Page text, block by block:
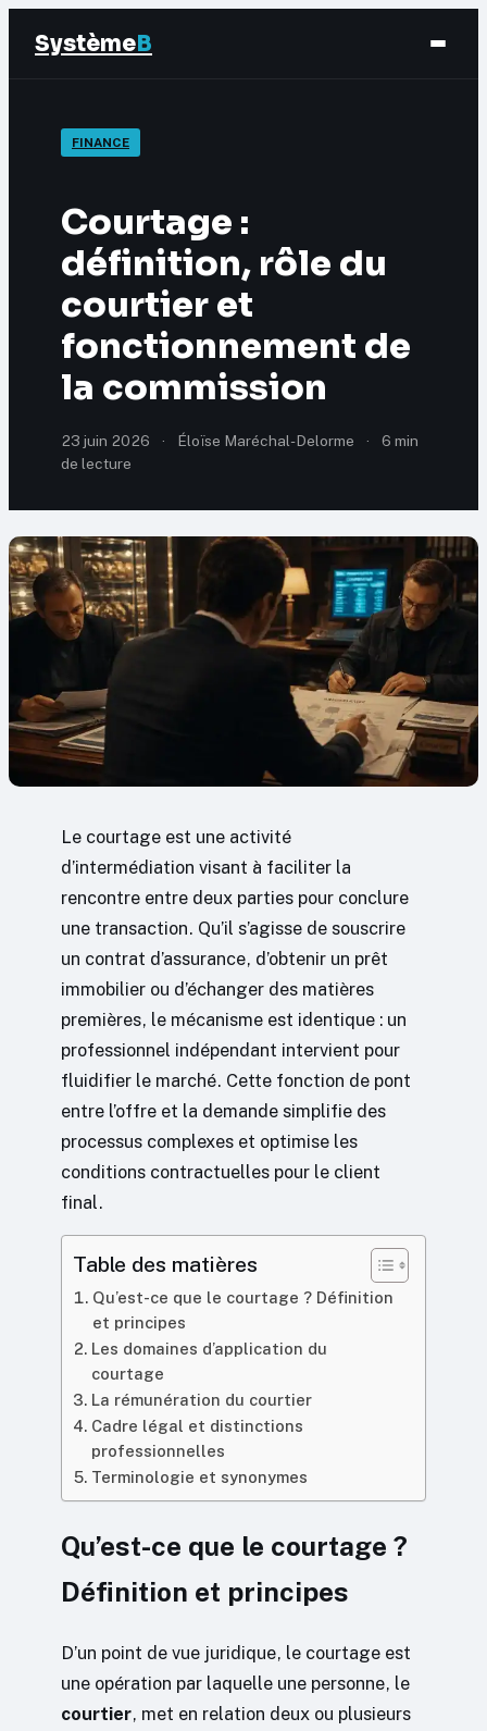
SystèmeB
Finance
Éducation & Emploi
Marketing
FINANCE
Courtage :
définition, rôle du
courtier et
fonctionnement de
la commission
23 juin 2026 · Éloïse Maréchal-Delorme ·
6 min
de lecture
Le courtage est une activité
d’intermédiation visant à faciliter la
rencontre entre deux parties pour conclure
une transaction. Qu’il s’agisse de souscrire
un contrat d’assurance, d’obtenir un prêt
immobilier ou d’échanger des matières
premières, le mécanisme est identique : un
professionnel indépendant intervient pour
fluidifier le marché. Cette fonction de pont
entre l’offre et la demande simplifie des
processus complexes et optimise les
conditions contractuelles pour le client
final.
Table des matières
Qu’est-ce que le courtage ? Définition
et principes
Les domaines d’application du
courtage
La rémunération du courtier
Cadre légal et distinctions
professionnelles
Terminologie et synonymes
Qu’est-ce que le courtage ?
Définition et principes
D’un point de vue juridique, le courtage est
une opération par laquelle une personne, le
courtier, met en relation deux ou plusieurs